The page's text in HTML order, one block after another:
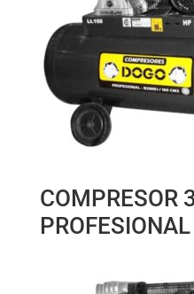
COMPRESOR